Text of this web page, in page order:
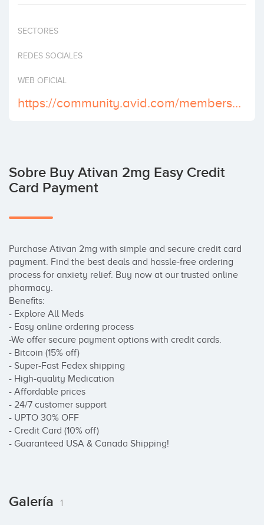
SECTORES
REDES SOCIALES
WEB OFICIAL
https://community.avid.com/members/buy_2D00_ativan_2D00_quality/default.aspx
Sobre Buy Ativan 2mg Easy Credit
Card Payment
Purchase Ativan 2mg with simple and secure credit card
payment. Find the best deals and hassle-free ordering
process for anxiety relief. Buy now at our trusted online
pharmacy.
Benefits:
- Explore All Meds
- Easy online ordering process
-We offer secure payment options with credit cards.
- Bitcoin (15% off)
- Super-Fast Fedex shipping
- High-quality Medication
- Affordable prices
- 24/7 customer support
- UPTO 30% OFF
- Credit Card (10% off)
- Guaranteed USA & Canada Shipping!
Galería 1